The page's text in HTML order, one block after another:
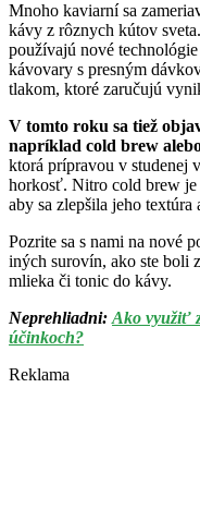
Mnoho kaviarní sa
kávy z rôznych kútov
používajú nové
kávovary s presným
tlakom, ktoré zaručujú
V tomto roku sa tiež
napríklad cold brew
ktorá prípravou v studenej
horkosť. Nitro cold brew je
aby sa zlepšila jeho textúra
Pozrite sa s nami na nové
iných surovín, ako ste boli
mlieka či tonic do kávy.
Neprehliadni: Ako využiť
účinkoch?
Reklama